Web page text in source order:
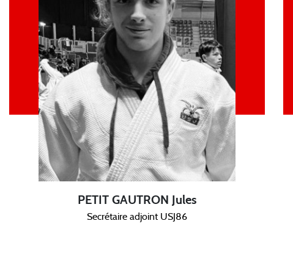
PETIT GAUTRON Jules
Secrétaire adjoint USJ86